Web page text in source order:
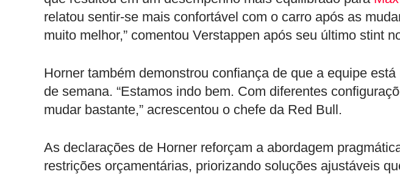
relatou sentir-se mais confortável com o carro após as
muito melhor,” comentou Verstappen após seu último stint
Horner também demonstrou confiança de que a equipe
de semana. “Estamos indo bem. Com diferentes
mudar bastante,” acrescentou o chefe da Red Bull.
As declarações de Horner reforçam a abordagem
restrições orçamentárias, priorizando soluções ajustáveis